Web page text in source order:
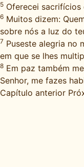
5 Oferecei sacrifícios
6 Muitos dizem:
sobre nós a luz do
7 Puseste alegria no
em que se lhes
8 Em paz também
Senhor, me fazes
Capítulo anterior